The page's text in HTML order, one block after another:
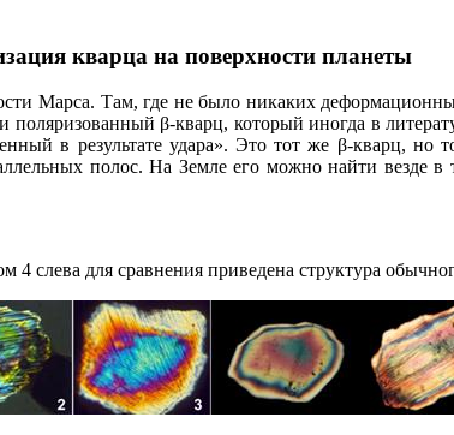
кварца на поверхности планеты
Марса. Там, где не было никаких
поляризованный β-кварц, который иногда в
в результате удара». Это тот же β-кварц, но
полос. На Земле его можно найти
4 слева для сравнения приведена структура